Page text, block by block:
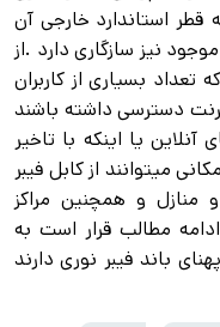
قطر استاندارد خارجی آن
موجود نیز سازگاری دارد .از
تعداد بسیاری از کاربران
دسترسی داشته باشند
یا اینکه با تاخیر
میتوانند از کابل فیبر
منازل و همچنین مراکز
مطالب قرار است به
باند فیبر نوری دارند